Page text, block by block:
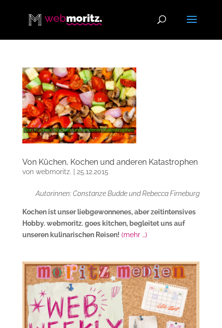
Von Küchen, Kochen und anderen Katastrophen
von webmoritz. 25.12.2015
Autorinnen: Constanze Budde und Rebecca Firneburg
Kochen ist unser liebgewonnenes, aber zeitintensives
Hobby. webmoritz. goes kitchen, begleitet uns auf
unseren kulinarischen Reisen! (mehr …)